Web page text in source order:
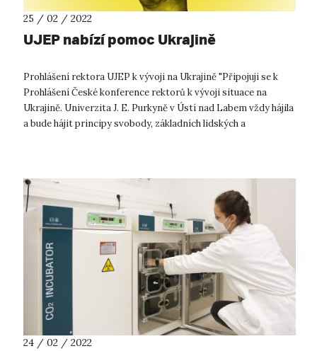
25 / 02 / 2022
UJEP nabízí pomoc Ukrajině
Prohlášení rektora UJEP k vývoji na Ukrajině "Připojuji se k
Prohlášení České konference rektorů k vývoji situace na
Ukrajině. Univerzita J. E. Purkyně v Ústí nad Labem vždy hájila
a bude hájit principy svobody, základních lidských a
24 / 02 / 2022